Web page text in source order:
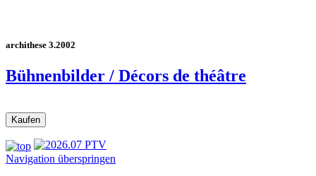
archithese 3.2002
Bühnenbilder / Décors de théâtre
Navigation überspringen